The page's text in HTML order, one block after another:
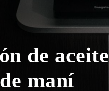
de aceite
maní